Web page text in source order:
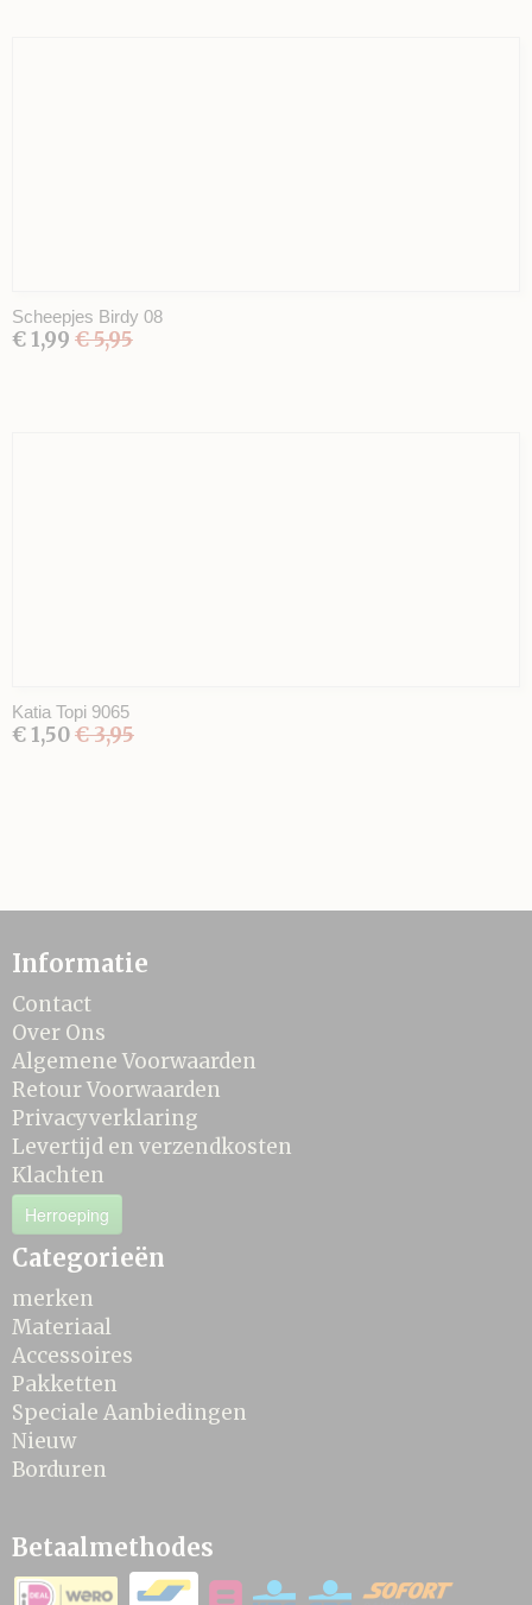
Scheepjes Birdy 08
€ 1,99 € 5,95
Katia Topi 9065
€ 1,50€ 3,95
Informatie
Contact
Over Ons
Algemene Voorwaarden
Retour Voorwaarden
Privacyverklaring
Levertijd en verzendkosten
Klachten
Herroeping
Categorieën
merken
Materiaal
Accessoires
Pakketten
Speciale Aanbiedingen
Nieuw
Borduren
Betaalmethodes